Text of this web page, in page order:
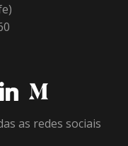
as redes sociais